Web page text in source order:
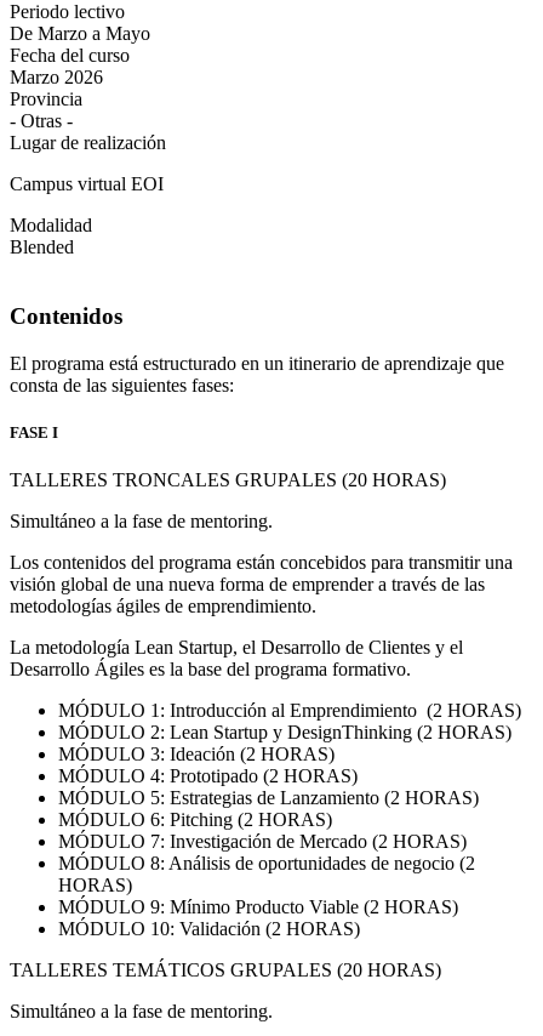
Periodo lectivo
De Marzo a Mayo
Fecha del curso
Marzo 2026
Provincia
- Otras -
Lugar de realización
Campus virtual EOI
Modalidad
Blended
Contenidos
El programa está estructurado en un itinerario de aprendizaje que
consta de las siguientes fases:
FASE I
TALLERES TRONCALES GRUPALES (20 HORAS)
Simultáneo a la fase de mentoring.
Los contenidos del programa están concebidos para transmitir una
visión global de una nueva forma de emprender a través de las
metodologías ágiles de emprendimiento.
La metodología Lean Startup, el Desarrollo de Clientes y el
Desarrollo Ágiles es la base del programa formativo.
MÓDULO 1: Introducción al Emprendimiento (2 HORAS)
MÓDULO 2: Lean Startup y DesignThinking (2 HORAS)
MÓDULO 3: Ideación (2 HORAS)
MÓDULO 4: Prototipado (2 HORAS)
MÓDULO 5: Estrategias de Lanzamiento (2 HORAS)
MÓDULO 6: Pitching (2 HORAS)
MÓDULO 7: Investigación de Mercado (2 HORAS)
MÓDULO 8: Análisis de oportunidades de negocio (2
HORAS)
MÓDULO 9: Mínimo Producto Viable (2 HORAS)
MÓDULO 10: Validación (2 HORAS)
TALLERES TEMÁTICOS GRUPALES (20 HORAS)
Simultáneo a la fase de mentoring.